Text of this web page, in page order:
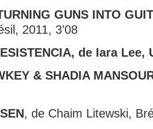
GUNS INTO
2011, 3’08
de Iara Lee,
& SHADIA
, de Chaim Litewski,